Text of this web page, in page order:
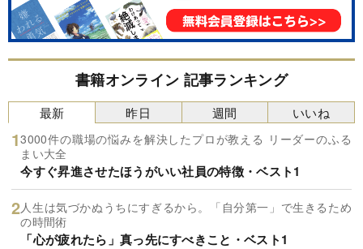
書籍オンライン 記事ランキング
最新
3000件の職場の悩みを解決したプロが教える リーダーのふる
まい大全
今すぐ昇進させたほうがいい社員の特徴・ベスト1
人生は気づかぬうちにすぎるから。「自分第一」で生きるため
の時間術
「心が疲れたら」真っ先にすべきこと・ベスト1
昨日 週間 いいね